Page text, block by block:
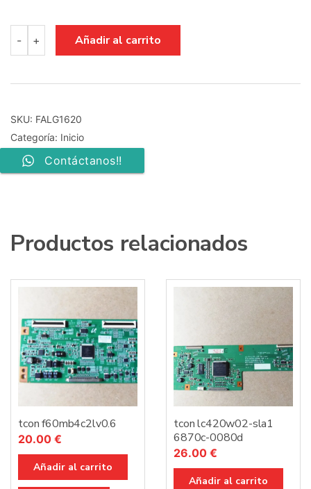
-
DE
ALIMENTACION
55NANO756PA
21U1
EAY65895522
cantidad
+ Añadir al carrito
SKU: FALG1620
Categoría: Inicio
Contáctanos!!
Productos relacionados
tcon f60mb4c2lv0.6
20.00 €
Añadir al carrito
tcon lc420w02-sla1
6870c-0080d
26.00 €
Añadir al carrito